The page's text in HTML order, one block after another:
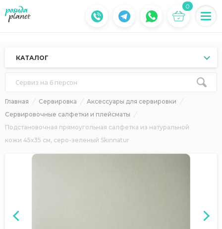
0
КАТАЛОГ
Сервиз на 6 персон
Главная Сервировка
Аксессуары для сервировки
Сервировочные салфетки и плейсматы
Подстановочная прямоугольная салфетка из натуральной
кожи 45х35 см, серо-зеленый Skinnatur